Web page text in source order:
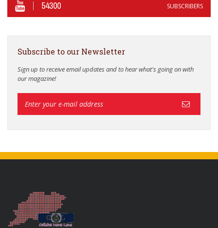
54300 SUBSCRIBERS
Subscribe to our Newsletter
Sign up to receive email updates and to hear what's going on with
our magazine!